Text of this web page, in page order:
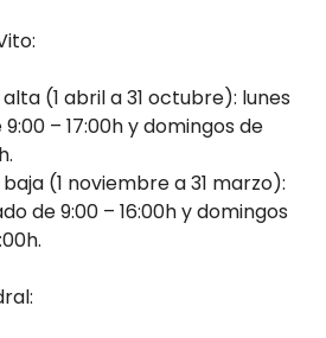
(1 abril a 31 octubre): lunes
– 17:00h y domingos de
(1 noviembre a 31 marzo):
de 9:00 – 16:00h y domingos